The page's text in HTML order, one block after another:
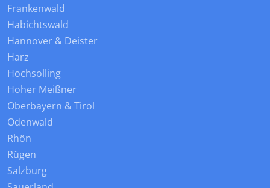
Frankenwald
Habichtswald
Hannover & Deister
Harz
Hochsolling
Hoher Meißner
Oberbayern & Tirol
Odenwald
Rhön
Rügen
Salzburg